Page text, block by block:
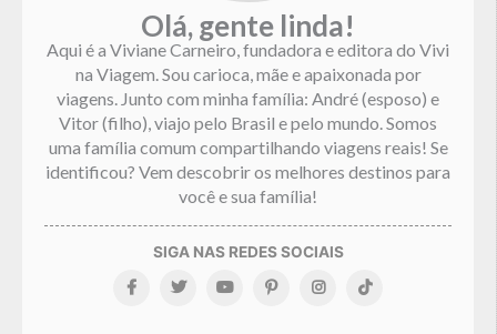
Olá, gente linda!
Aqui é a Viviane Carneiro, fundadora e editora do Vivi
na Viagem. Sou carioca, mãe e apaixonada por
viagens. Junto com minha família: André (esposo) e
Vitor (filho), viajo pelo Brasil e pelo mundo. Somos
uma família comum compartilhando viagens reais! Se
identificou? Vem descobrir os melhores destinos para
você e sua família!